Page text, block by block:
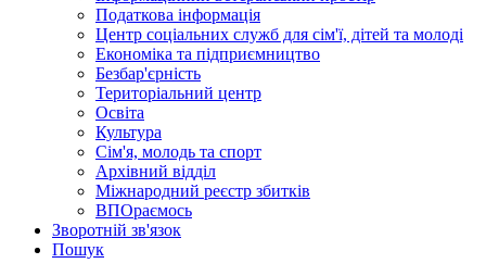
Податкова інформація
Центр соціальних служб для сім'ї, дітей та молоді
Економіка та підприємництво
Безбар'єрність
Територіальний центр
Освіта
Культура
Сім'я, молодь та спорт
Архівний відділ
Міжнародний реєстр збитків
ВПОраємось
Зворотній зв'язок
Пошук